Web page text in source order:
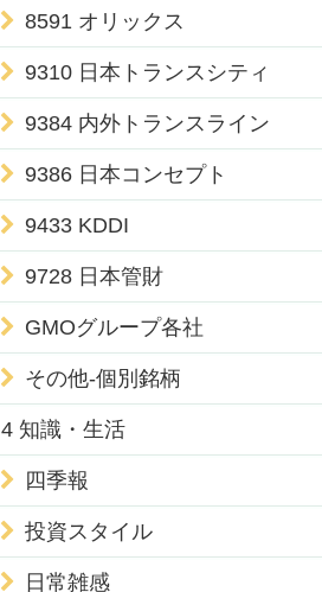
8591 オリックス
9310 日本トランスシティ
9384 内外トランスライン
9386 日本コンセプト
9433 KDDI
9728 日本管財
GMOグループ各社
その他-個別銘柄
4 知識・生活
四季報
投資スタイル
日常雑感